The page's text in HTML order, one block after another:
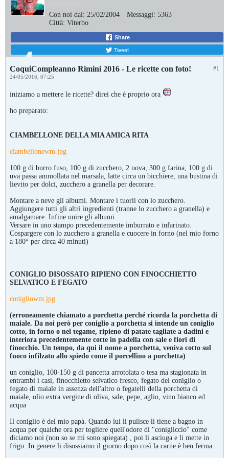
Con noi dal: 25/02/2004 Messaggi: 5363
Città: Viterbo
Share
Tweet
#1
CoquiCompleanno Rimini 2016 - Le ricette con foto!
24/05/2016, 07:25
iniziamo a mettere le ricette? direi che è proprio ora
ho preparato:
CIAMBELLONE DELLA MIA AMICA RITA
ciambellonewm.jpg
100 g di burro fuso, 100 g di zucchero, 2 uova, 300 g farina, 100 g di
uva passa ammollata nel marsala, latte circa un bicchiere, una bustina di
lievito per dolci, zucchero a granella per decorare.
Montare a neve gli albumi. Montare i tuorli con lo zucchero.
Aggiungere tutti gli altri ingredienti (tranne lo zucchero a granella) e
amalgamare. Infine unire gli albumi.
Versare in uno stampo precedentemente imburrato e infarinato.
Cospargere con lo zucchero a granella e cuocere in forno (nel mio forno
a 180° per circa 40 minuti)
CONIGLIO DISOSSATO RIPIENO CON FINOCCHIETTO
SELVATICO E FEGATO
conigliowm.jpg
(erroneamente chiamato a porchetta perché ricorda la porchetta di
maiale. Da noi però per coniglio a porchetta si intende un coniglio
cotto, in forno o nel tegame, ripieno di patate tagliate a dadini e
interiora precedentemente cotte in padella con sale e fiori di
finocchio. Un tempo, da qui il nome a porchetta, veniva cotto sul
fuoco infilzato allo spiedo come il porcellino a porchetta)
un coniglio, 100-150 g di pancetta arrotolata o tesa ma stagionata in
entrambi i casi, finocchietto selvatico fresco, fegato del coniglio o
fegato di maiale in assenza dell'altro o fegatelli della porchetta di
maiale, olio extra vergine di oliva, sale, pepe, aglio, vino bianco ed
acqua
Il coniglio è del mio papà. Quando lui li pulisce li tiene a bagno in
acqua per qualche ora per togliere quell'odore di "conigliccio" come
diciamo noi (non so se mi sono spiegata) , poi li asciuga e li mette in
frigo. In genere li disossiamo il giorno dopo così la carne è ben ferma.